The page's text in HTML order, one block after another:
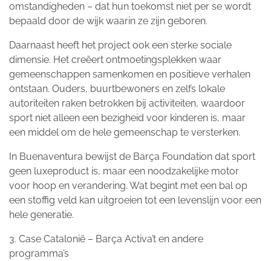
omstandigheden – dat hun toekomst niet per se wordt
bepaald door de wijk waarin ze zijn geboren.
Daarnaast heeft het project ook een sterke sociale
dimensie. Het creëert ontmoetingsplekken waar
gemeenschappen samenkomen en positieve verhalen
ontstaan. Ouders, buurtbewoners en zelfs lokale
autoriteiten raken betrokken bij activiteiten, waardoor
sport niet alleen een bezigheid voor kinderen is, maar
een middel om de hele gemeenschap te versterken.
In Buenaventura bewijst de Barça Foundation dat sport
geen luxeproduct is, maar een noodzakelijke motor
voor hoop en verandering. Wat begint met een bal op
een stoffig veld kan uitgroeien tot een levenslijn voor een
hele generatie.
3. Case Catalonië – Barça Activa’t en andere
programma’s